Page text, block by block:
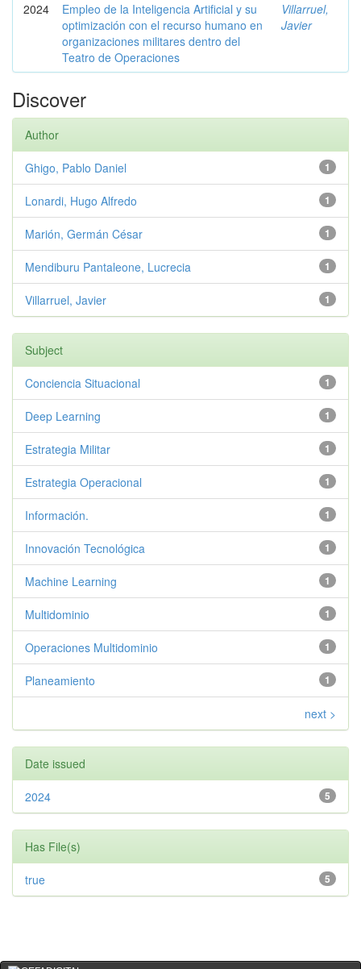
2024
Empleo de la Inteligencia Artificial y su
optimización con el recurso humano en
organizaciones militares dentro del
Teatro de Operaciones
Villarruel,
Javier
Discover
Author
1
Ghigo, Pablo Daniel
1
Lonardi, Hugo Alfredo
1
Marión, Germán César
1
Mendiburu Pantaleone, Lucrecia
1
Villarruel, Javier
Subject
1
Conciencia Situacional
1
Deep Learning
1
Estrategia Militar
1
Estrategia Operacional
1
Información.
1
Innovación Tecnológica
1
Machine Learning
1
Multidominio
1
Operaciones Multidominio
1
Planeamiento
next >
Date issued
5
2024
Has File(s)
5
true